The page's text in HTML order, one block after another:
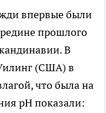
впервые были
прошлого
В
(США) в
что была на
рН показали: